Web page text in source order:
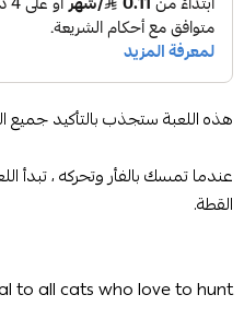
هذه اللعبة ستجذب بالتأكيد جميع
عندما تمسك بالفأر وتحركه ، تبدأ
القطة.
to all cats who love to hunt.